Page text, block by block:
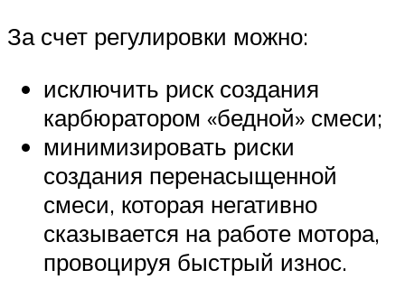
За счет регулировки можно:
исключить риск создания
карбюратором «бедной» смеси;
минимизировать риски
создания перенасыщенной
смеси, которая негативно
сказывается на работе мотора,
провоцируя быстрый износ.